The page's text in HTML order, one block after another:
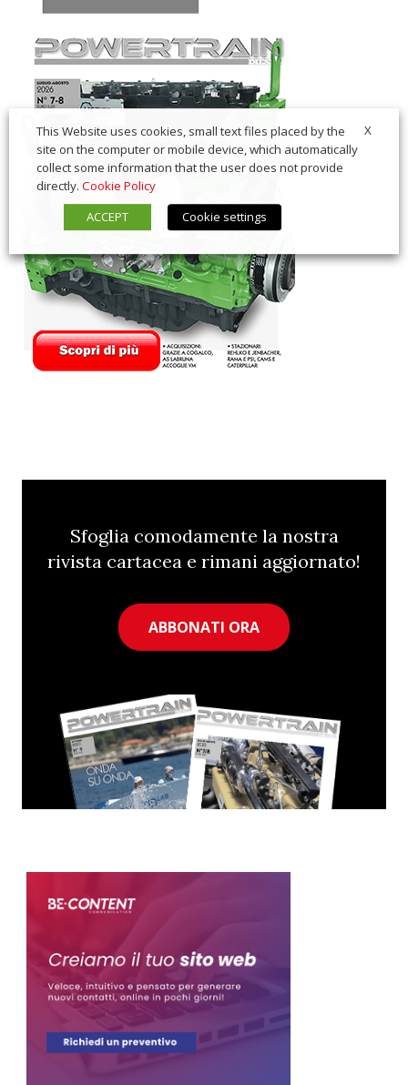
Sfoglia comodamente la nostra
rivista cartacea e rimani aggiornato!
ABBONATI ORA
X
This Website uses cookies, small text files placed by the
site on the computer or mobile device, which automatically
collect some information that the user does not provide
directly. Cookie Policy
ACCEPT
Cookie settings